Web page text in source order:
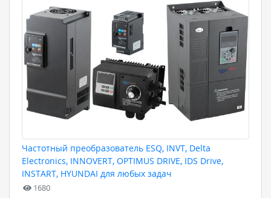
Частотный преобразователь ESQ, INVT, Delta
Electronics, INNOVERT, OPTIMUS DRIVE, IDS Drive,
INSTART, HYUNDAI для любых задач
1680